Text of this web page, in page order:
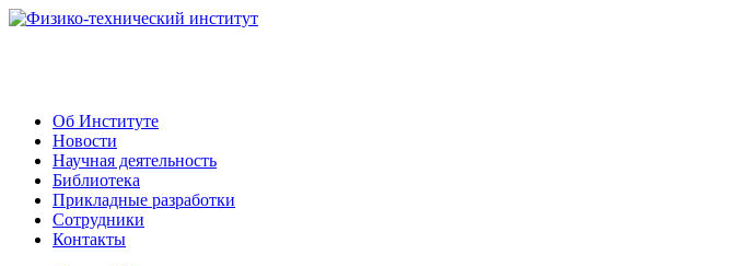
Об Институте
Новости
Научная деятельность
Библиотека
Прикладные разработки
Сотрудники
Контакты